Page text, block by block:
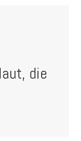
die